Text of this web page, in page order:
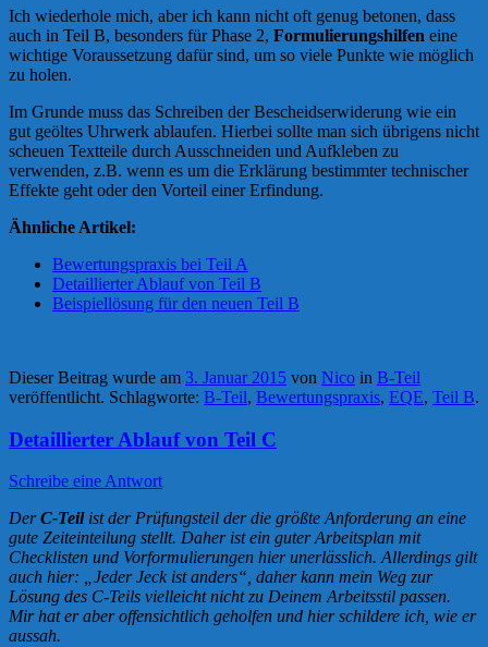
Ich wiederhole mich, aber ich kann nicht oft genug betonen, dass
auch in Teil B, besonders für Phase 2, Formulierungshilfen eine
wichtige Voraussetzung dafür sind, um so viele Punkte wie möglich
zu holen.
Im Grunde muss das Schreiben der Bescheidserwiderung wie ein
gut geöltes Uhrwerk ablaufen. Hierbei sollte man sich übrigens nicht
scheuen Textteile durch Ausschneiden und Aufkleben zu
verwenden, z.B. wenn es um die Erklärung bestimmter technischer
Effekte geht oder den Vorteil einer Erfindung.
Ähnliche Artikel:
Bewertungspraxis bei Teil A
Detaillierter Ablauf von Teil B
Beispiellösung für den neuen Teil B
Dieser Beitrag wurde am 3. Januar 2015 von Nico in B-Teil
veröffentlicht. Schlagworte: B-Teil, Bewertungspraxis, EQE, Teil B.
Detaillierter Ablauf von Teil C
Schreibe eine Antwort
DerC-Teilist der Prüfungsteil der die größte Anforderung an eine
gute Zeiteinteilung stellt. Daher ist ein guter Arbeitsplan mit
Checklisten und Vorformulierungen hier unerlässlich. Allerdings gilt
auch hier: „Jeder Jeck ist anders“, daher kann mein Weg zur
Lösung des C-Teils vielleicht nicht zu Deinem Arbeitsstil passen.
Mir hat er aber offensichtlich geholfen und hier schildere ich, wie er
aussah.